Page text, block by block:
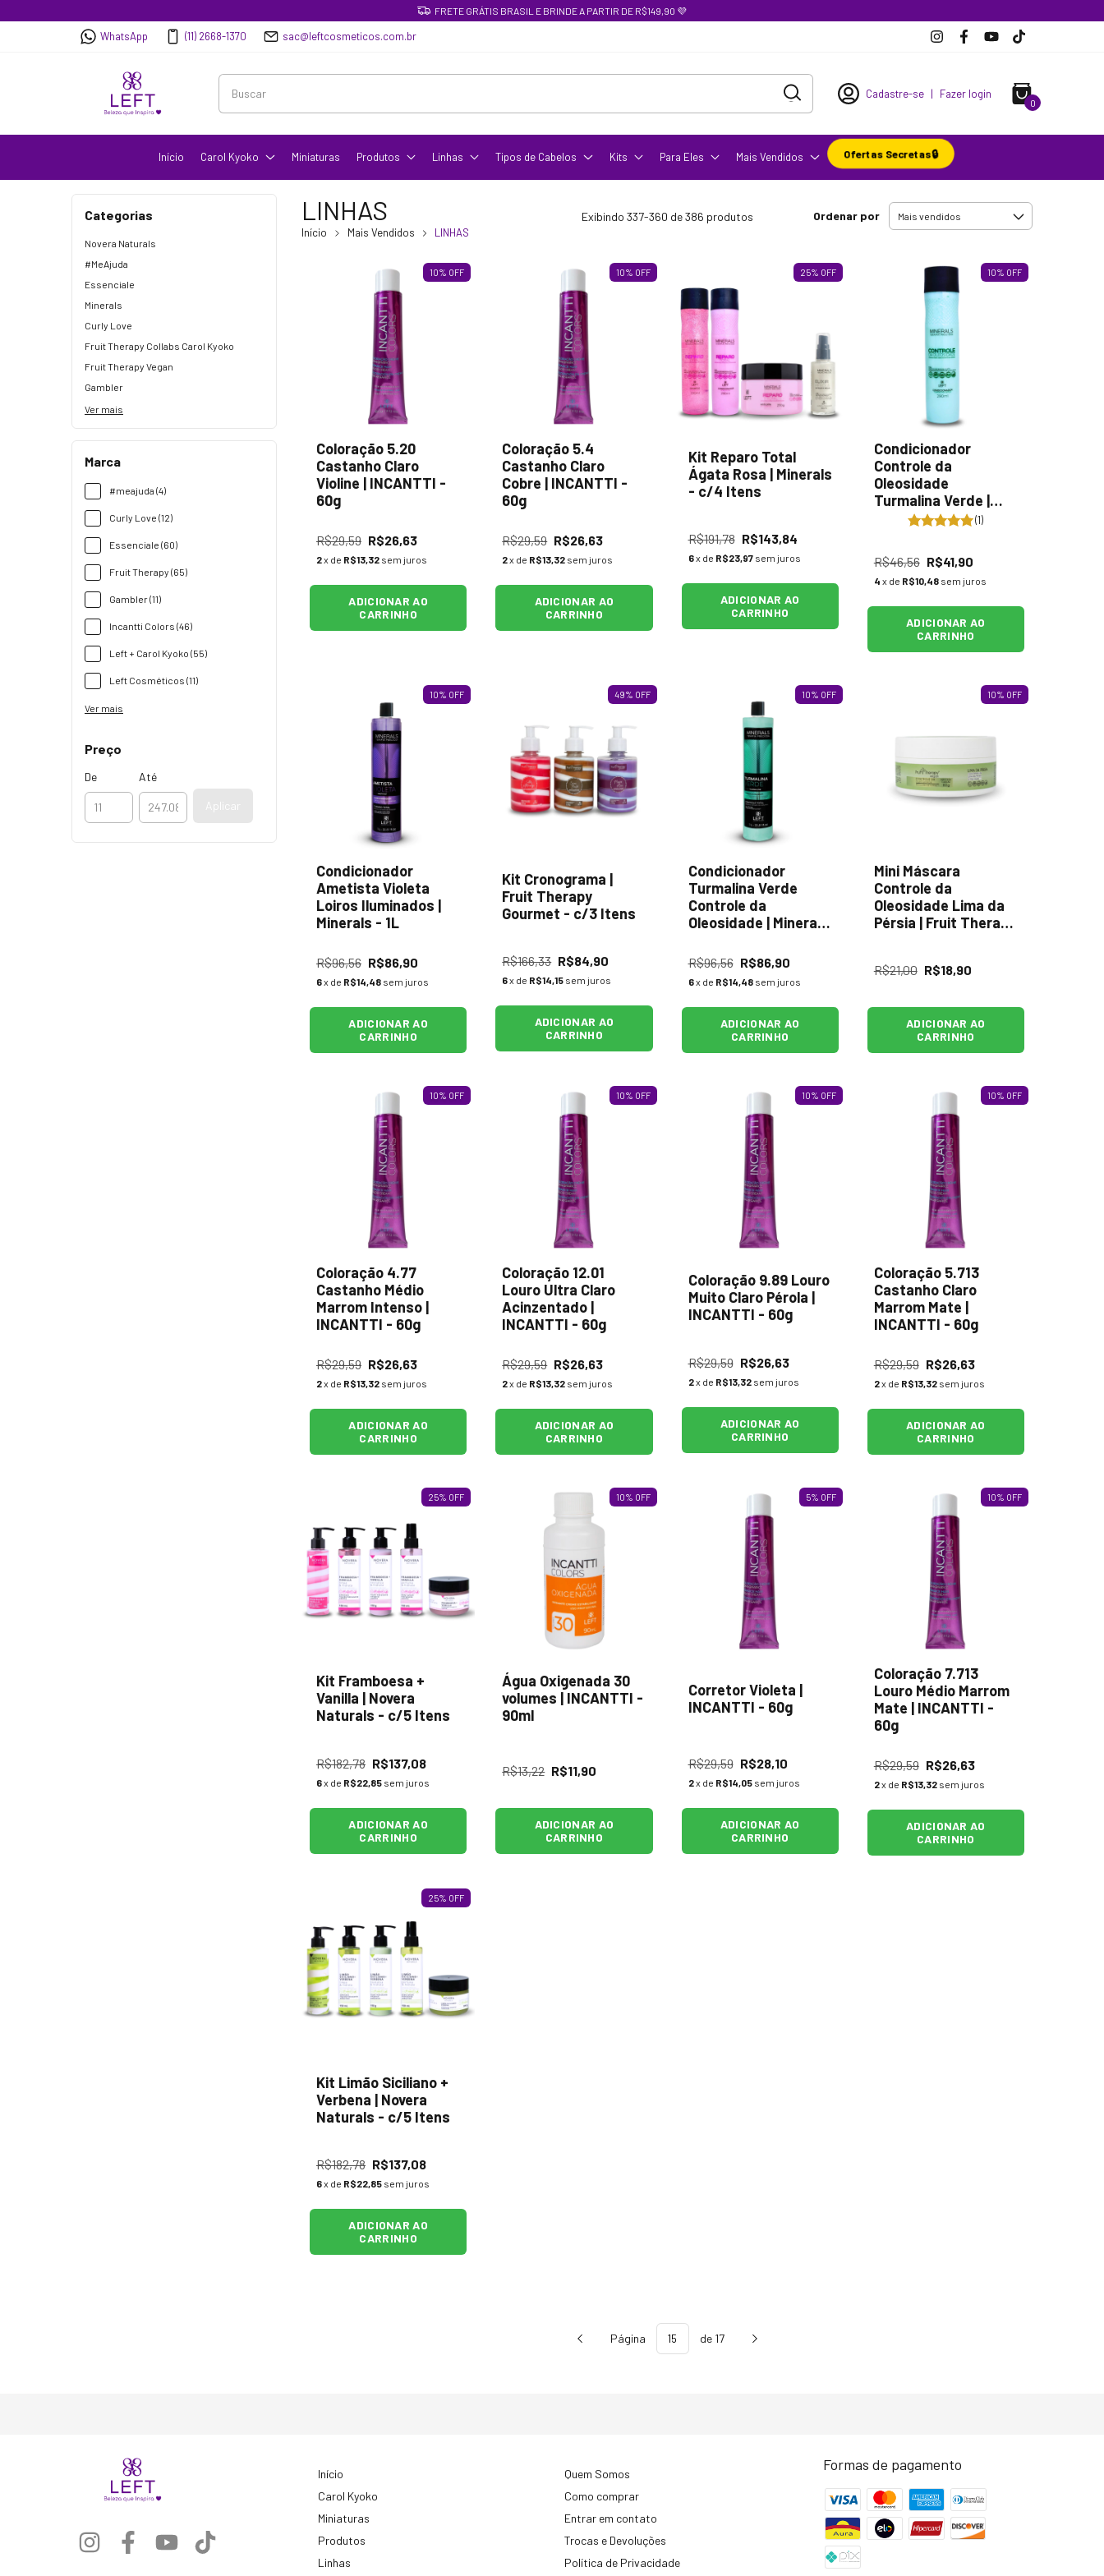
FRETE GRÁTIS BRASIL E BRINDE A PARTIR DE R$149,90 💜
WhatsApp (11) 2668-1370 sac@leftcosmeticos.com.br
Cadastre-se | Fazer login
0
Início Carol Kyoko Miniaturas Produtos Linhas Tipos de Cabelos Kits Para Eles Mais Vendidos Ofertas Secretas🔒
Categorias
Novera Naturals
#MeAjuda
Essenciale
Minerals
Curly Love
Fruit Therapy Collabs Carol Kyoko
Fruit Therapy Vegan
Gambler
Ver mais
Marca
#meajuda (4)
Curly Love (12)
Essenciale (60)
Fruit Therapy (65)
Gambler (11)
Incantti Colors (46)
Left + Carol Kyoko (55)
Left Cosméticos (11)
Ver mais
Preço
De Até
Aplicar
LINHAS
Início Mais Vendidos LINHAS
Exibindo 337-360 de 386 produtos Ordenar por
10% OFF
Coloração 5.20
Castanho Claro
Violine | INCANTTI -
60g
R$29,59 R$26,63
2x de R$13,32 sem juros
ADICIONAR AO
CARRINHO
10% OFF
Coloração 5.4
Castanho Claro
Cobre | INCANTTI -
60g
R$29,59 R$26,63
2x de R$13,32 sem juros
ADICIONAR AO
CARRINHO
25% OFF
Kit Reparo Total
Ágata Rosa | Minerals
- c/4 Itens
R$191,78 R$143,84
6x de R$23,97 sem juros
ADICIONAR AO
CARRINHO
10% OFF
Condicionador
Controle da
Oleosidade
Turmalina Verde |
Minerals - 290mL
(1)
R$46,56 R$41,90
4 x de R$10,48 sem juros
ADICIONAR AO
CARRINHO
10% OFF
Condicionador
Ametista Violeta
Loiros Iluminados |
Minerals - 1L
R$96,56 R$86,90
6x de R$14,48 sem juros
ADICIONAR AO
CARRINHO
49% OFF
Kit Cronograma |
Fruit Therapy
Gourmet - c/3 Itens
R$166,33 R$84,90
6x de R$14,15 sem juros
ADICIONAR AO
CARRINHO
10% OFF
Condicionador
Turmalina Verde
Controle da
Oleosidade | Minerals
R$96,56 R$86,90
6x de R$14,48 sem juros
ADICIONAR AO
CARRINHO
10% OFF
Mini Máscara
Controle da
Oleosidade Lima da
Pérsia | Fruit Therapy
R$21,00 R$18,90
ADICIONAR AO
CARRINHO
10% OFF
Coloração 4.77
Castanho Médio
Marrom Intenso |
INCANTTI - 60g
R$29,59 R$26,63
2x de R$13,32 sem juros
ADICIONAR AO
CARRINHO
10% OFF
Coloração 12.01
Louro Ultra Claro
Acinzentado |
INCANTTI - 60g
R$29,59 R$26,63
2x de R$13,32 sem juros
ADICIONAR AO
CARRINHO
10% OFF
Coloração 9.89 Louro
Muito Claro Pérola |
INCANTTI - 60g
R$29,59 R$26,63
2x de R$13,32 sem juros
ADICIONAR AO
CARRINHO
10% OFF
Coloração 5.713
Castanho Claro
Marrom Mate |
INCANTTI - 60g
R$29,59 R$26,63
2x de R$13,32 sem juros
ADICIONAR AO
CARRINHO
25% OFF
Kit Framboesa +
Vanilla | Novera
Naturals - c/5 Itens
R$182,78 R$137,08
6x de R$22,85 sem juros
ADICIONAR AO
CARRINHO
10% OFF
Água Oxigenada 30
volumes | INCANTTI -
90ml
R$13,22 R$11,90
ADICIONAR AO
CARRINHO
5% OFF
Corretor Violeta |
INCANTTI - 60g
R$29,59 R$28,10
2x de R$14,05 sem juros
ADICIONAR AO
CARRINHO
10% OFF
Coloração 7.713
Louro Médio Marrom
Mate | INCANTTI -
60g
R$29,59 R$26,63
2x de R$13,32 sem juros
ADICIONAR AO
CARRINHO
25% OFF
Kit Limão Siciliano +
Verbena | Novera
Naturals - c/5 Itens
R$182,78 R$137,08
6x de R$22,85 sem juros
ADICIONAR AO
CARRINHO
Página de 17
Início
Carol Kyoko
Miniaturas
Produtos
Linhas
Quem Somos
Como comprar
Entrar em contato
Trocas e Devoluções
Política de Privacidade
Formas de pagamento